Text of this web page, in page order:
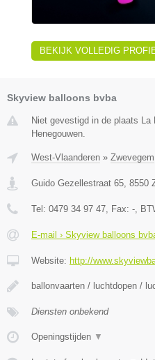
BEKIJK VOLLEDIG
Skyview balloons bvba
Niet gevestigd in de plaats
Henegouwen.
West-Vlaanderen » Zwevegem
Guido Gezellestraat 65, 8550
Tel: 0479 34 97 47, Fax: -,
E-mail › Skyview balloons
Website: http://
ballonvaarten / luchtdopen /
Diensten onbekend
Openingstijden ▼